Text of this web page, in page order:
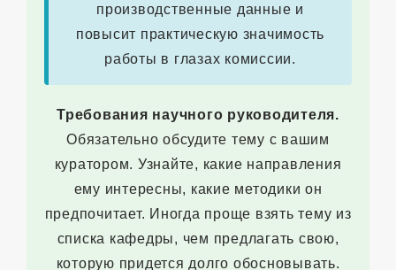
производственные данные и
повысит практическую значимость
работы в глазах комиссии.
Требования научного руководителя.
Обязательно обсудите тему с вашим
куратором. Узнайте, какие направления
ему интересны, какие методики он
предпочитает. Иногда проще взять тему из
списка кафедры, чем предлагать свою,
которую придется долго обосновывать.